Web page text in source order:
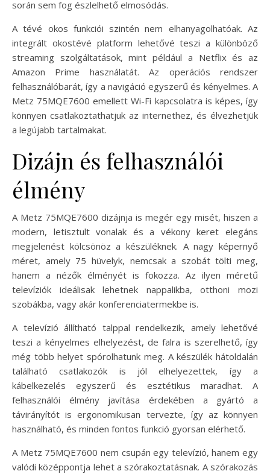
során sem fog észlelhető elmosódás.
A tévé okos funkciói szintén nem elhanyagolhatóak. Az
integrált okostévé platform lehetővé teszi a különböző
streaming szolgáltatások, mint például a Netflix és az
Amazon Prime használatát. Az operációs rendszer
felhasználóbarát, így a navigáció egyszerű és kényelmes. A
Metz 75MQE7600 emellett Wi-Fi kapcsolatra is képes, így
könnyen csatlakoztathatjuk az internethez, és élvezhetjük
a legújabb tartalmakat.
Dizájn és felhasználói
élmény
A Metz 75MQE7600 dizájnja is megér egy misét, hiszen a
modern, letisztult vonalak és a vékony keret elegáns
megjelenést kölcsönöz a készüléknek. A nagy képernyő
méret, amely 75 hüvelyk, nemcsak a szobát tölti meg,
hanem a nézők élményét is fokozza. Az ilyen méretű
televíziók ideálisak lehetnek nappalikba, otthoni mozi
szobákba, vagy akár konferenciatermekbe is.
A televízió állítható talppal rendelkezik, amely lehetővé
teszi a kényelmes elhelyezést, de falra is szerelhető, így
még több helyet spórolhatunk meg. A készülék hátoldalán
található csatlakozók is jól elhelyezettek, így a
kábelkezelés egyszerű és esztétikus maradhat. A
felhasználói élmény javítása érdekében a gyártó a
távirányítót is ergonomikusan tervezte, így az könnyen
használható, és minden fontos funkció gyorsan elérhető.
A Metz 75MQE7600 nem csupán egy televízió, hanem egy
valódi középpontja lehet a szórakoztatásnak. A szórakozás